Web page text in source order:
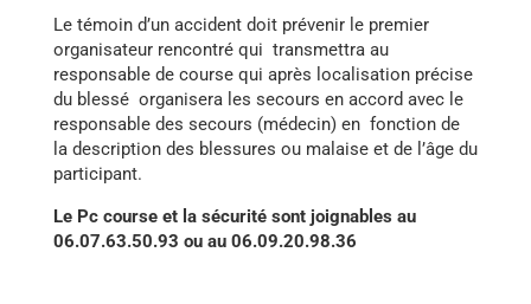
Le témoin d’un accident doit prévenir le premier
organisateur rencontré qui transmettra au
responsable de course qui après localisation précise
du blessé organisera les secours en accord avec le
responsable des secours (médecin) en fonction de
la description des blessures ou malaise et de l’âge du
participant.
Le Pc course et la sécurité sont joignables au
06.07.63.50.93 ou au 06.09.20.98.36